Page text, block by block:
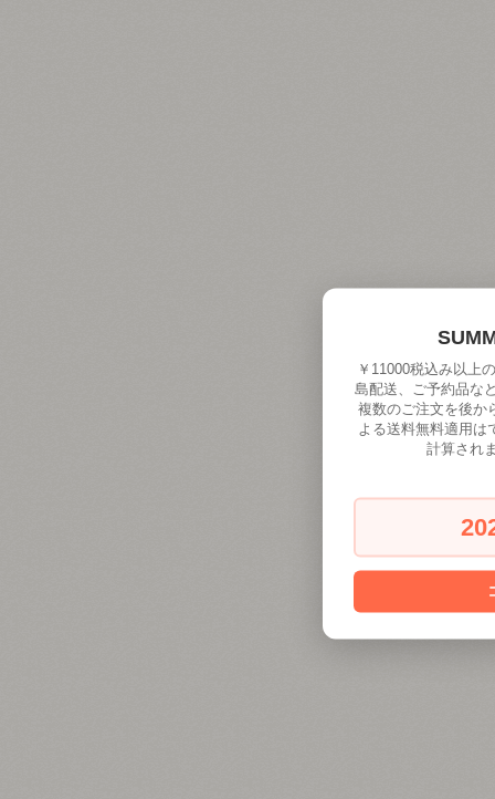
￥11000税込み以上
島配送、ご予約品な
複数のご注文を後か
よる送料無料適用は
計算され